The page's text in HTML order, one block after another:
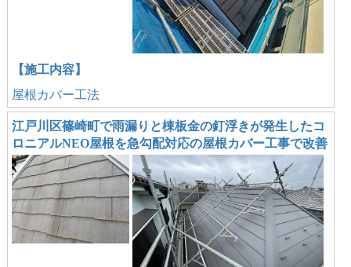
【施工内容】
屋根カバー工法
江戸川区篠崎町で雨漏りと棟板金の釘浮きが発生したコ
ロニアルNEO屋根を急勾配対応の屋根カバー工事で改善